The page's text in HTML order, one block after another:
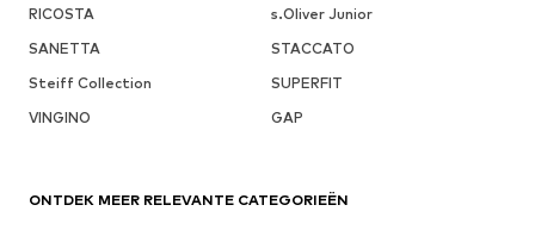
RICOSTA
s.Oliver Junior
SANETTA
STACCATO
Steiff Collection
SUPERFIT
VINGINO
GAP
ONTDEK MEER RELEVANTE CATEGORIEËN